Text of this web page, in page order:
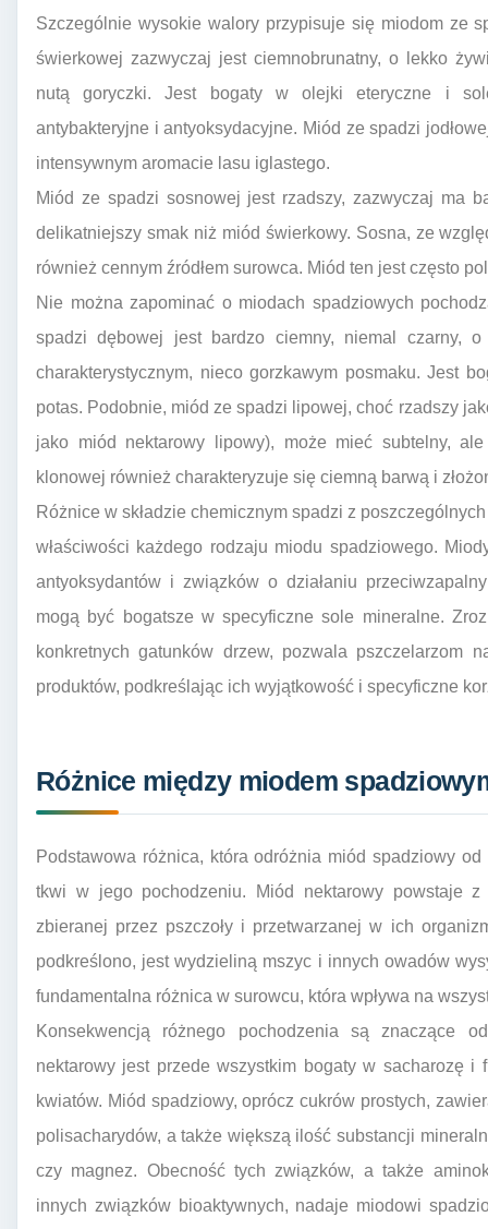
Szczególnie wysokie walory przypisuje się miodom ze
świerkowej zazwyczaj jest ciemnobrunatny, o lekko
nutą goryczki. Jest bogaty w olejki eteryczne i
antybakteryjne i antyoksydacyjne. Miód ze spadzi
intensywnym aromacie lasu iglastego.
Miód ze spadzi sosnowej jest rzadszy, zazwyczaj ma
delikatniejszy smak niż miód świerkowy. Sosna, ze
również cennym źródłem surowca. Miód ten jest często
Nie można zapominać o miodach spadziowych
spadzi dębowej jest bardzo ciemny, niemal czarny,
charakterystycznym, nieco gorzkawym posmaku. Jest
potas. Podobnie, miód ze spadzi lipowej, choć rzadszy
jako miód nektarowy lipowy), może mieć subtelny,
klonowej również charakteryzuje się ciemną barwą i
Różnice w składzie chemicznym spadzi z
właściwości każdego rodzaju miodu spadziowego.
antyoksydantów i związków o działaniu
mogą być bogatsze w specyficzne sole mineralne.
konkretnych gatunków drzew, pozwala pszczelarzom
produktów, podkreślając ich wyjątkowość i specyficzne
Różnice między miodem
Podstawowa różnica, która odróżnia miód spadziowy
tkwi w jego pochodzeniu. Miód nektarowy powstaje z
zbieranej przez pszczoły i przetwarzanej w ich
podkreślono, jest wydzieliną mszyc i innych owadów
fundamentalna różnica w surowcu, która wpływa na
Konsekwencją różnego pochodzenia są znaczące
nektarowy jest przede wszystkim bogaty w sacharozę i
kwiatów. Miód spadziowy, oprócz cukrów prostych,
polisacharydów, a także większą ilość substancji
czy magnez. Obecność tych związków, a także
innych związków bioaktywnych, nadaje miodowi